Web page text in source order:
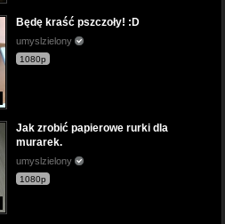
Będę kraść pszczoły! :D
umyslzielony
1080p
Jak zrobić papierowe rurki dla
murarek.
umyslzielony
1080p